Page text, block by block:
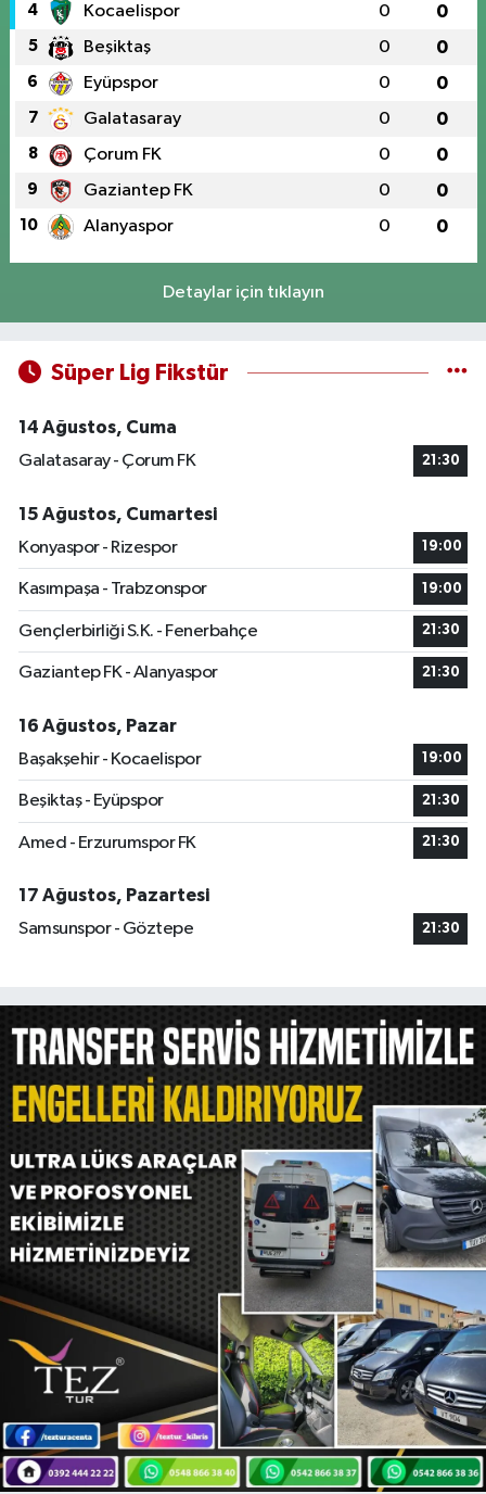
4 Kocaelispor 0 0
5 Beşiktaş 0 0
6 Eyüpspor 0 0
7 Galatasaray 0 0
8 Çorum FK 0 0
9 Gaziantep FK 0 0
10 Alanyaspor 0 0
Detaylar için tıklayın
Süper Lig Fikstür
14 Ağustos, Cuma
Galatasaray - Çorum FK
21:30
15 Ağustos, Cumartesi
Konyaspor - Rizespor
19:00
Kasımpaşa - Trabzonspor 19:00
Gençlerbirliği S.K. - Fenerbahçe 21:30
Gaziantep FK - Alanyaspor 21:30
16 Ağustos, Pazar
Başakşehir - Kocaelispor
19:00
Beşiktaş - Eyüpspor 21:30
Amed - Erzurumspor FK 21:30
17 Ağustos, Pazartesi
Samsunspor - Göztepe
21:30